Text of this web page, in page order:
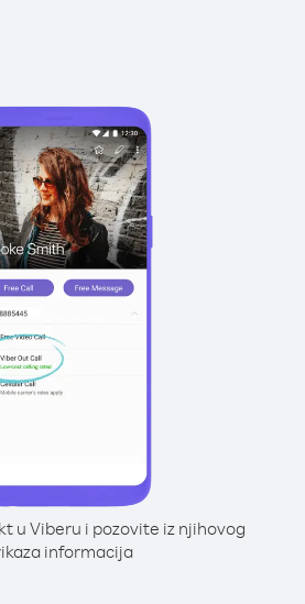
u Viberu i pozovite iz njihovog
informacija